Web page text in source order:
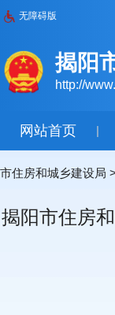
无障碍版
揭阳
http://
网站首页 |
市住房和城乡建设局 >
揭阳市住房